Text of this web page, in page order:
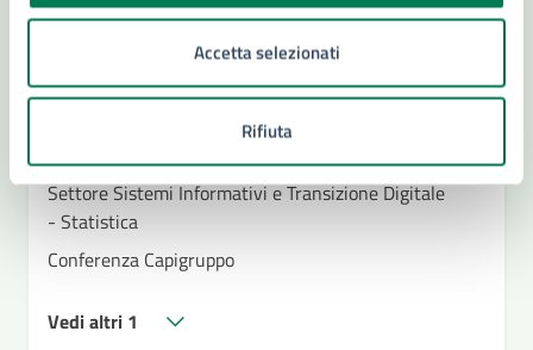
Accetta selezionati
Rifiuta
Amministrazione
Ufficio Di Gabinetto
Settore Affari Istituzionali - Vice Segretario
Settore Sistemi Informativi e Transizione Digitale
- Statistica
Conferenza Capigruppo
Vedi altri 1